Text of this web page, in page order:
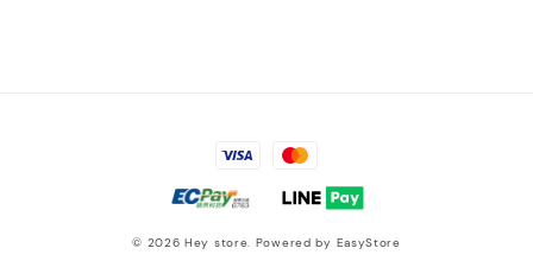
© 2026 Hey store. Powered by EasyStore